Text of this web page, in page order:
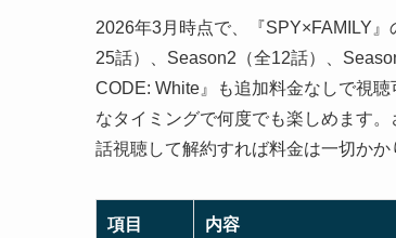
2026年3月時点で、『SPY×FAMILY
25話）、Season2（全12話）、
CODE: White』も追加料金なしで視
なタイミングで何度でも楽しめます
話視聴して解約すれば料金は一切かか
項目 内容